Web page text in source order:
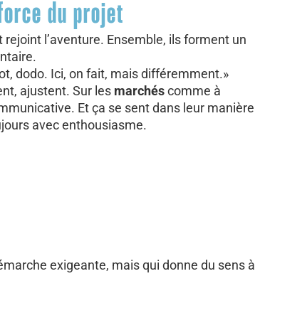
du projet
l’aventure. Ensemble, ils forment un
dodo. Ici, on fait, mais différemment.»
ajustent. Sur les marchéscomme à
Et ça se sent dans leur manière
avec enthousiasme.
exigeante, mais qui donne du sens à